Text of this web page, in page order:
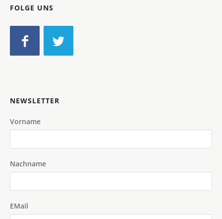
FOLGE UNS
NEWSLETTER
Vorname
Nachname
EMail